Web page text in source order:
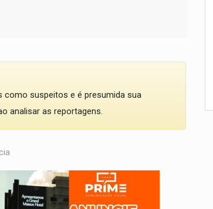
suspeitos e é presumida sua
analisar as reportagens.